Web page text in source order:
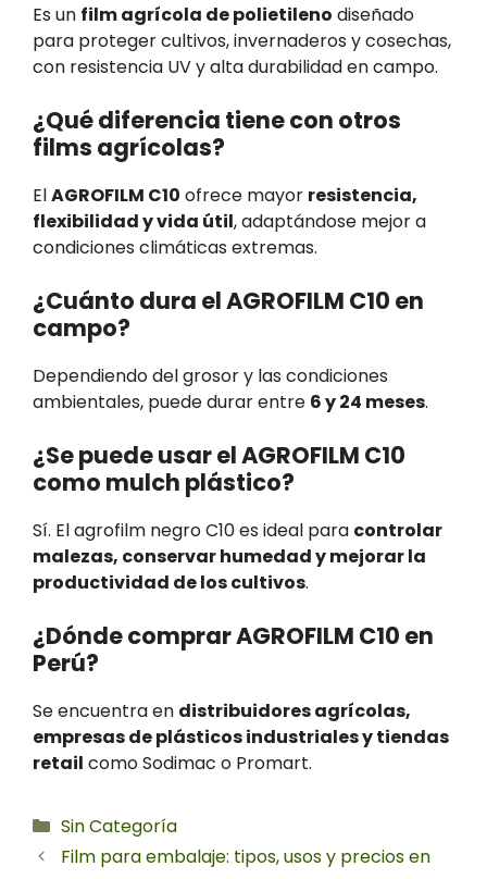
Es un film agrícola de polietileno diseñado
para proteger cultivos, invernaderos y cosechas,
con resistencia UV y alta durabilidad en campo.
¿Qué diferencia tiene con otros
films agrícolas?
ElAGROFILM C10 ofrece mayor resistencia,
flexibilidad y vida útil, adaptándose mejor a
condiciones climáticas extremas.
¿Cuánto dura el AGROFILM C10 en
campo?
Dependiendo del grosor y las condiciones
ambientales, puede durar entre 6 y 24 meses.
¿Se puede usar el AGROFILM C10
como mulch plástico?
Sí. El agrofilm negro C10 es ideal para controlar
malezas, conservar humedad y mejorar la
productividad de los cultivos.
¿Dónde comprar AGROFILM C10 en
Perú?
Se encuentra en distribuidores agrícolas,
empresas de plásticos industriales y tiendas
retail como Sodimac o Promart.
Categorías
Sin Categoría
Film para embalaje: tipos, usos y precios en